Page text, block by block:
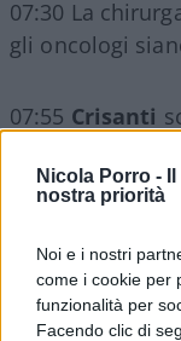
Nicola Porro -
nostra priorità
Noi e i nostri
come i cookie per
funzionalità per
Facendo clic di
07:30 La
gli oncologi
07:55 Crisanti
fondo a pagina
08:40 Da
Veritàsulla